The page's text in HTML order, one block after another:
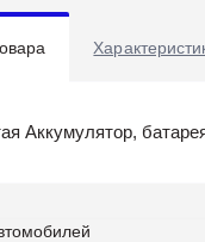
Аккумулятор,